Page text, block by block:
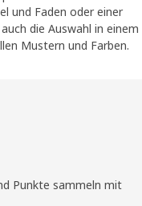
und Faden oder einer
die Auswahl in einem
Mustern und Farben.
Punkte sammeln mit